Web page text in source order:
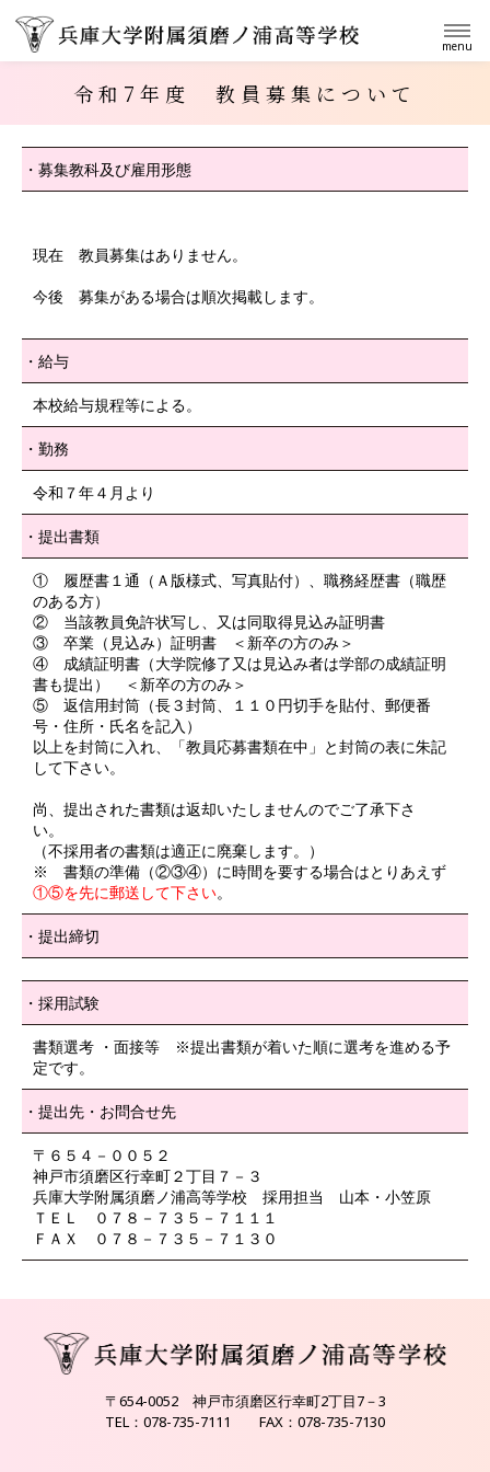
menu
令和7年度 教員募集について
募集教科及び雇用形態
現在 教員募集はありません。
今後 募集がある場合は順次掲載します。
給与
本校給与規程等による。
勤務
令和７年４月より
提出書類
① 履歴書１通（Ａ版様式、写真貼付）、職務経歴書（職歴
のある方）
② 当該教員免許状写し、又は同取得見込み証明書
③ 卒業（見込み）証明書 ＜新卒の方のみ＞
④ 成績証明書（大学院修了又は見込み者は学部の成績証明
書も提出） ＜新卒の方のみ＞
⑤ 返信用封筒（長３封筒、１１０円切手を貼付、郵便番
号・住所・氏名を記入）
以上を封筒に入れ、「教員応募書類在中」と封筒の表に朱記
して下さい。
尚、提出された書類は返却いたしませんのでご了承下さ
い。
（不採用者の書類は適正に廃棄します。）
※ 書類の準備（②③④）に時間を要する場合はとりあえず
①⑤を先に郵送して下さい。
提出締切
採用試験
書類選考 ・面接等 ※提出書類が着いた順に選考を進める予
定です。
提出先・お問合せ先
〒６５４－００５２
神戸市須磨区行幸町２丁目７－３
兵庫大学附属須磨ノ浦高等学校 採用担当 山本・小笠原
ＴＥＬ ０７８－７３５－７１１１
ＦＡＸ ０７８－７３５－７１３０
〒654-0052 神戸市須磨区行幸町2丁目7－3
TEL：078-735-7111 FAX：078-735-7130